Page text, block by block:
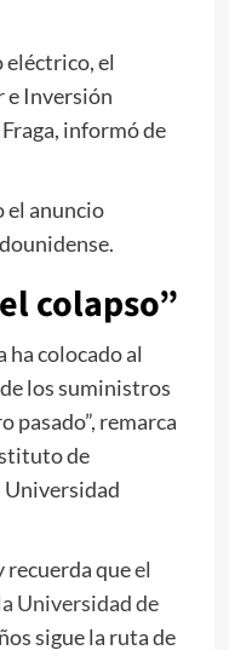
el
e Inversión
informó de
el anuncio
colapso”
ha colocado al
los suministros
pasado”, remarca
de
Universidad
recuerda queel
Universidad de
sigue la ruta de